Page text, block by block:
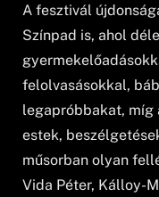
A fesztivál
Színpad is, ahol
felolvasásokkal,
legapróbbakat, míg
estek,
műsorban olyan
Vida Péter, Kálloy-